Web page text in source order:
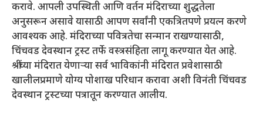
करावे. आपली उपस्थिती आणि वर्तन मंदिराच्या शुद्धतेला
अनुसरून असावे यासाठी आपण सर्वांनी एकत्रितपणे प्रयत्न करणे
आवश्यक आहे. मंदिराच्या पवित्रतेचा सन्मान राखण्यासाठी,
चिंचवड देवस्थान ट्रस्ट तर्फे वस्त्रसंहिता लागू करण्यात येत आहे.
श्रींच्या मंदिरात येणाऱ्या सर्व भाविकांनी मंदिरात प्रवेशासाठी
खालीलप्रमाणे योग्य पोशाख परिधान करावा अशी विनंती चिंचवड
देवस्थान ट्रस्टच्या पत्रातून करण्यात आलीय.